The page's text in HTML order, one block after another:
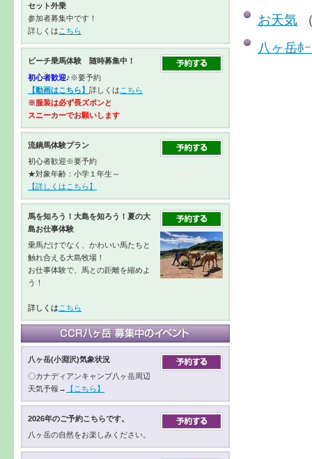
お天気
八ヶ岳ﾎ
セット外乗
参加者募集中です！
詳しくは こちら
ビーチ乗馬体験 随時募集中！
初心者歓迎♪※要予約
【動画はこちら】 詳しくは こちら
※服装は必ず長ズボンと
スニーカーでお願いします
流鏑馬体験プラン
初心者歓迎※要予約
★対象年齢：小学１年生～
【詳しくはこちら】
馬を知ろう！大島を知ろう！夏の大
島お仕事体験
乗馬だけでなく、かわいい馬たちと
触れ合える大島牧場！
お仕事体験で、馬との距離を縮めよ
う！
詳しくは こちら
八ヶ岳(小淵沢)気象状況
〇カナディアンキャンプ八ヶ岳周辺
天気予報→
【こちら】
2026年のご予約こちらです。
八ヶ岳の自然をお楽しみください。